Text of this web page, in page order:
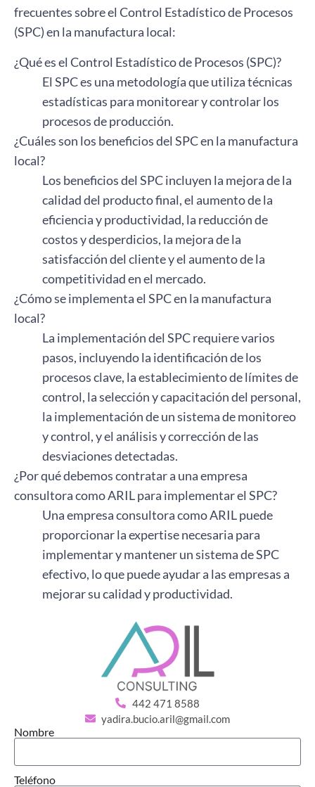
frecuentes sobre el Control Estadístico de Procesos
(SPC) en la manufactura local:
¿Qué es el Control Estadístico de Procesos (SPC)?
El SPC es una metodología que utiliza técnicas
estadísticas para monitorear y controlar los
procesos de producción.
¿Cuáles son los beneficios del SPC en la manufactura
local?
Los beneficios del SPC incluyen la mejora de la
calidad del producto final, el aumento de la
eficiencia y productividad, la reducción de
costos y desperdicios, la mejora de la
satisfacción del cliente y el aumento de la
competitividad en el mercado.
¿Cómo se implementa el SPC en la manufactura
local?
La implementación del SPC requiere varios
pasos, incluyendo la identificación de los
procesos clave, la establecimiento de límites de
control, la selección y capacitación del personal,
la implementación de un sistema de monitoreo
y control, y el análisis y corrección de las
desviaciones detectadas.
¿Por qué debemos contratar a una empresa
consultora como ARIL para implementar el SPC?
Una empresa consultora como ARIL puede
proporcionar la expertise necesaria para
implementar y mantener un sistema de SPC
efectivo, lo que puede ayudar a las empresas a
mejorar su calidad y productividad.
442 471 8588
yadira.bucio.aril@gmail.com
Nombre
Teléfono